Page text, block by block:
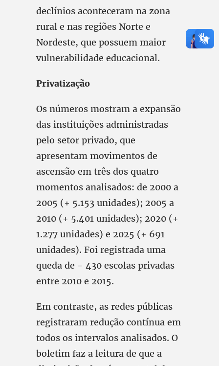
declínios aconteceram na zona
rural e nas regiões Norte e
Nordeste, que possuem maior
vulnerabilidade educacional.
Privatização
Os números mostram a expansão
das instituições administradas
pelo setor privado, que
apresentam movimentos de
ascensão em três dos quatro
momentos analisados: de 2000 a
2005 (+ 5.153 unidades); 2005 a
2010 (+ 5.401 unidades); 2020 (+
1.277 unidades) e 2025 (+ 691
unidades). Foi registrada uma
queda de - 430 escolas privadas
entre 2010 e 2015.
Em contraste, as redes públicas
registraram redução contínua em
todos os intervalos analisados. O
boletim faz a leitura de que a